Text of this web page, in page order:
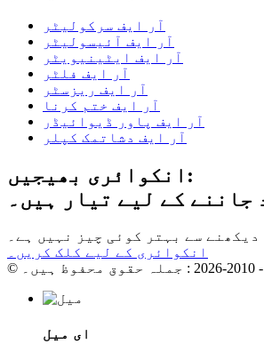
آر ایف سرکولیٹر
آر ایف آئیسولیٹر
آر ایف ایٹینیویٹر
آر ایف فلٹر
آر ایف ریزسٹر
آر ایف ختم کرنا
آر ایف پاور ڈیوائیڈر
آر ایف دشاتمک کپلر
انکوائری بھیجیں:
جاننے کے لیے تیار ہیں۔
دیکھنے سے بہتر کوئی چیز نہیں ہے۔
انکوائری کے لیے کلک کریں۔
ای میل